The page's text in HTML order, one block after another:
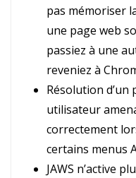
pas mémoriser
une page web
passiez à une
reveniez à
Résolution
utilisateur
correctement
certains menus
JAWS n’active